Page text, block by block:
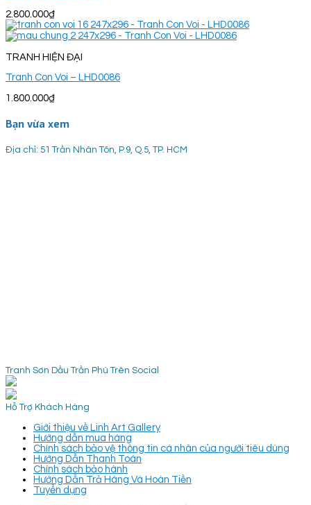
2.800.000₫
TRANH HIỆN ĐẠI
Tranh Con Voi – LHD0086
1.800.000₫
Bạn vừa xem
Địa chỉ: 51 Trần Nhân Tôn, P.9, Q.5, TP. HCM
Tranh Sơn Dầu Trần Phú Trên Social
Hỗ Trợ Khách Hàng
Giới thiệu về Linh Art Gallery
Hướng dẫn mua hàng
Chính sách bảo vệ thông tin cá nhân của người tiêu dùng
Hướng Dẫn Thanh Toán
Chính sách bảo hành
Hướng Dẫn Trả Hàng Và Hoàn Tiền
Tuyển dụng